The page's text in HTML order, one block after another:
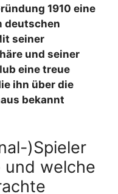
1910 eine
deutschen
seiner
und seiner
eine treue
ihn über die
bekannt
)Spieler
und welche